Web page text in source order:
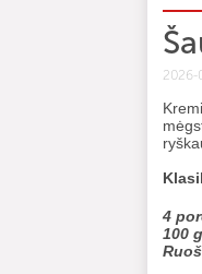
2026-
4
100